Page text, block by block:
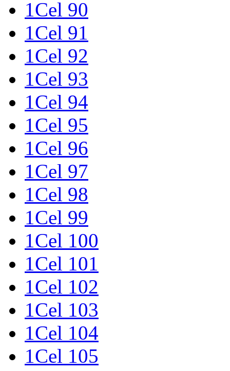
1Cel 90
1Cel 91
1Cel 92
1Cel 93
1Cel 94
1Cel 95
1Cel 96
1Cel 97
1Cel 98
1Cel 99
1Cel 100
1Cel 101
1Cel 102
1Cel 103
1Cel 104
1Cel 105